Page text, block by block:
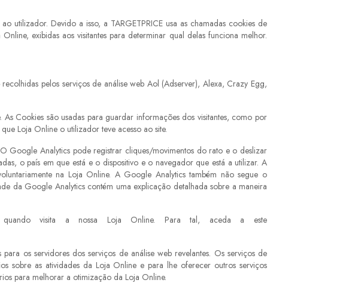
utilizador. Devido a isso, a TARGETPRICE usa as chamadas cookies de
exibidas aos visitantes para determinar qual delas funciona melhor.
pelos serviços de análise web Aol (Adserver), Alexa, Crazy Egg,
Cookies são usadas para guardar informações dos visitantes, como por
Loja Online o utilizador teve acesso ao site.
Google Analytics pode registrar cliques/movimentos do rato e o deslizar
o país em que está e o dispositivo e o navegador que está a utilizar. A
na Loja Online. A Google Analytics também não segue o
da Google Analytics contém uma explicação detalhada sobre a maneira
visita a nossa Loja Online. Para tal, aceda a este
os servidores dos serviços de análise web revelantes. Os serviços de
sobre as atividades da Loja Online e para lhe oferecer outros serviços
para melhorar a otimização da Loja Online.